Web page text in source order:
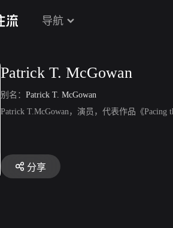
导航
Patrick T. McGowan
别名： Patrick T. McGowan
Patrick T.McGowan，演员，代表作品《Pacing
分享